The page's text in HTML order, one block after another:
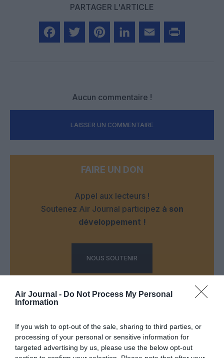
Air Journal - Do Not Process My Personal
Information
If you wish to opt-out of the sale, sharing to third parties, or
processing of your personal or sensitive information for
targeted advertising by us, please use the below opt-out
PARTAGER L'ARTICLE
Aucun commentaire !
LAISSER UN COMMENTAIRE
FAIRE UN DON
Appel aux lecteurs !
Soutenez Air Journal participez à son
développement !
NOUS SOUTENIR
DERNIERS COMMENTAIRES